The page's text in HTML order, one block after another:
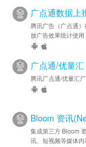
广点通数据上
腾讯广告（广点通
放广告效果统计使用
广点通/优量汇
腾讯广点通/优量汇
Bloom 资讯
集成第三方 Bloom
讯、短视频等媒体内